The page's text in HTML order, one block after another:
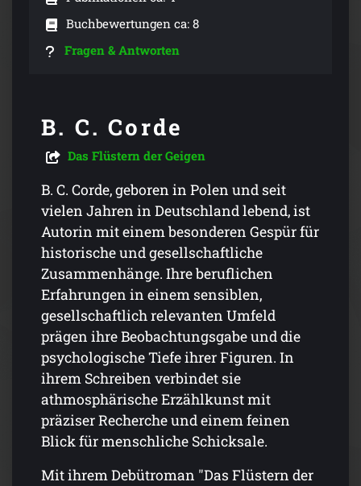
Buchbewertungen ca: 8
Fragen & Antworten
B. C. Corde
Das Flüstern der Geigen
B. C. Corde, geboren in Polen und seit
vielen Jahren in Deutschland lebend, ist
Autorin mit einem besonderen Gespür für
historische und gesellschaftliche
Zusammenhänge. Ihre beruflichen
Erfahrungen in einem sensiblen,
gesellschaftlich relevanten Umfeld
prägen ihre Beobachtungsgabe und die
psychologische Tiefe ihrer Figuren. In
ihrem Schreiben verbindet sie
athmosphärische Erzählkunst mit
präziser Recherche und einem feinen
Blick für menschliche Schicksale.
Mit ihrem Debütroman "Das Flüstern der